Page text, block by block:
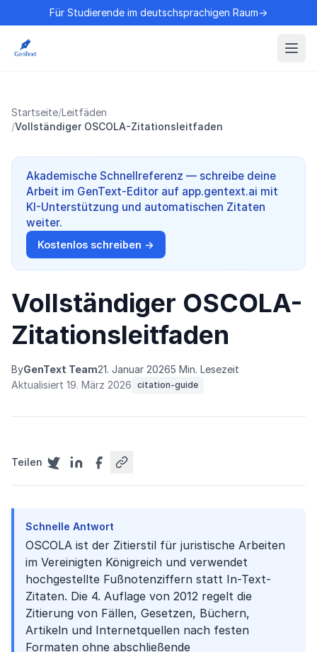
Für Studierende im deutschsprachigen Raum→
Startseite/Leitfäden
/Vollständiger OSCOLA-Zitationsleitfaden
Akademische Schnellreferenz — schreibe deine
Arbeit im GenText-Editor auf app.gentext.ai mit
KI-Unterstützung und automatischen Zitaten
weiter.
Kostenlos schreiben →
Vollständiger OSCOLA-
Zitationsleitfaden
ByGenText Team21. Januar 20265 Min. Lesezeit
Aktualisiert 19. März 2026 citation-guide
Teilen
Schnelle Antwort
OSCOLA ist der Zitierstil für juristische Arbeiten
im Vereinigten Königreich und verwendet
hochgestellte Fußnotenziffern statt In-Text-
Zitaten. Die 4. Auflage von 2012 regelt die
Zitierung von Fällen, Gesetzen, Büchern,
Artikeln und Internetquellen nach festen
Formaten ohne abschließende